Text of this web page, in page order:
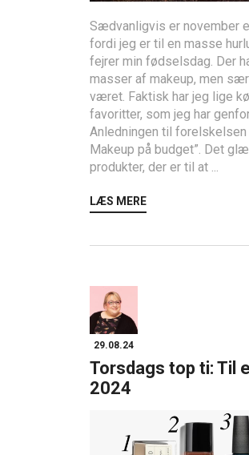
Sædvanligvis er november
fordi jeg er til en masse
fejrer min fødselsdag. Der
masser af makeup, men
været. Faktisk har jeg lige
favoritter, som jeg har
Anledningen til forelskelsen
Makeup på budget”. Det
produkter, der er til at ...
LÆS MERE
29.08.24
Torsdags top ti: Til
2024